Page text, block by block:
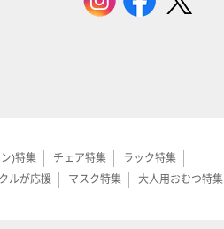
)特集 チェア特集
ラック特集
ルが応援 マスク特集
大人用おむつ特集